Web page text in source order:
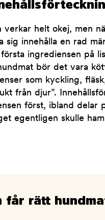
verkar helt okej, men
sig innehålla en rad
ingrediensen på
bör det vara
som kyckling,
från djur”.
först, ibland delar
egentligen skulle
får rätt